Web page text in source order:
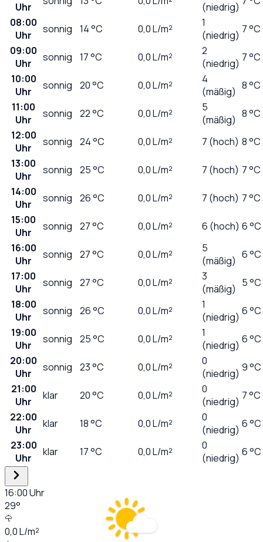
Uhr
(niedrig)
08:00
Uhr
sonnig 14°C 0,0L/m²
1
(niedrig) 7 °C
09:00
Uhr
sonnig 17°C 0,0L/m²
2
(niedrig) 7 °C
10:00
Uhr
sonnig 20°C 0,0L/m²
4
(mäßig) 8 °C
11:00
Uhr
sonnig 22°C 0,0L/m²
5
(mäßig) 8 °C
12:00
Uhr
sonnig 24°C 0,0L/m² 7 (hoch) 8 °C
13:00
Uhr
sonnig 25°C 0,0L/m² 7 (hoch) 7 °C
14:00
Uhr
sonnig 26°C 0,0L/m² 7 (hoch) 7 °C
15:00
Uhr
sonnig 27°C 0,0L/m² 6 (hoch) 6 °C
16:00
Uhr
sonnig 27°C 0,0L/m²
5
(mäßig) 6 °C
17:00
Uhr
sonnig 27°C 0,0L/m²
3
(mäßig) 5 °C
18:00
Uhr
sonnig 26°C 0,0L/m²
1
(niedrig) 6 °C
19:00
Uhr
sonnig 25°C 0,0L/m²
1
(niedrig) 6 °C
20:00
Uhr
sonnig 23°C 0,0L/m²
0
(niedrig) 9 °C
21:00
Uhr
klar 20°C 0,0L/m²
0
(niedrig) 7 °C
22:00
Uhr
klar 18°C 0,0L/m²
0
(niedrig) 6 °C
23:00
Uhr
klar 17°C 0,0L/m²
0
(niedrig) 6 °C
16:00Uhr
29°
0,0L/m²